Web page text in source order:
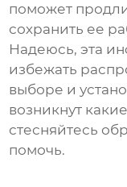
поможет
сохранить ее
Надеюсь, эта
избежать
выборе и
возникнут
стесняйтесь
помочь.